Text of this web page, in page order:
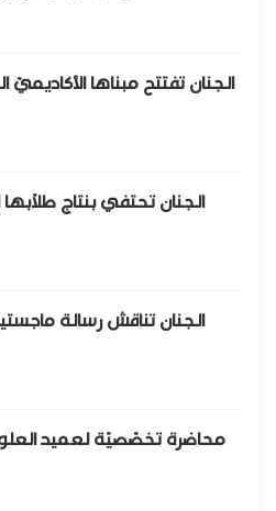
الجنان تفتتح مبناها الأكاديميّ
الجنان تحتفي بنتاج
الجنان تناقش رسالة
محاضرة تخصّصيّة لعميد